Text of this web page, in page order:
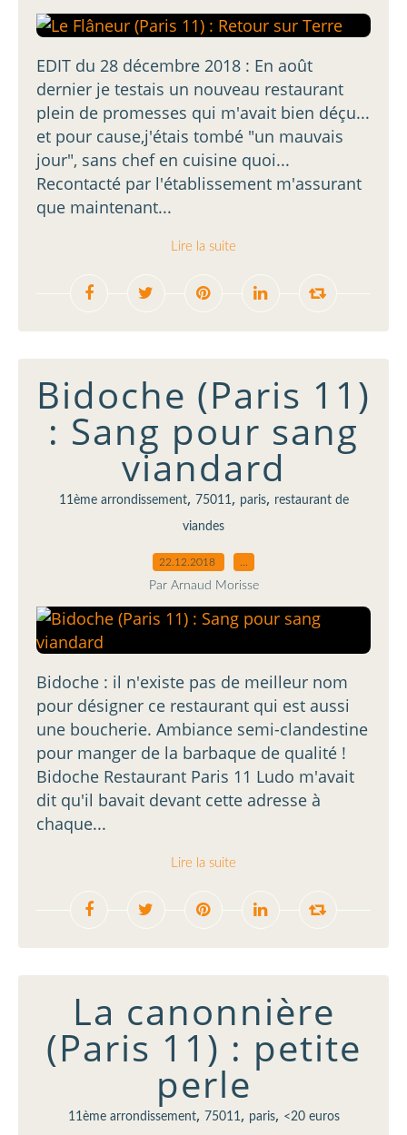
EDIT du 28 décembre 2018 : En août
dernier je testais un nouveau restaurant
plein de promesses qui m'avait bien déçu...
et pour cause,j'étais tombé "un mauvais
jour", sans chef en cuisine quoi...
Recontacté par l'établissement m'assurant
que maintenant...
Lire la suite
Bidoche (Paris 11)
: Sang pour sang
viandard
11ème arrondissement, 75011, paris, restaurant de
viandes
22.12.2018
Par Arnaud Morisse
Bidoche : il n'existe pas de meilleur nom
pour désigner ce restaurant qui est aussi
une boucherie. Ambiance semi-clandestine
pour manger de la barbaque de qualité !
Bidoche Restaurant Paris 11 Ludo m'avait
dit qu'il bavait devant cette adresse à
chaque...
Lire la suite
La canonnière
(Paris 11) : petite
perle
11ème arrondissement, 75011, paris, <20 euros